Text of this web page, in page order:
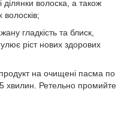
волоска, а також
гладкість та блиск,
ріст нових здорових
на очищені пасма по
хвилин. Ретельно промийте